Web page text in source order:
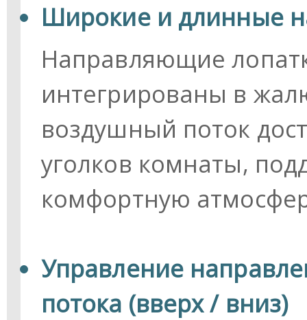
Широкие и длинные
Направляющие
интегрированы в
воздушный поток
уголков комнаты,
комфортную
Управление
потока (вверх / вниз)